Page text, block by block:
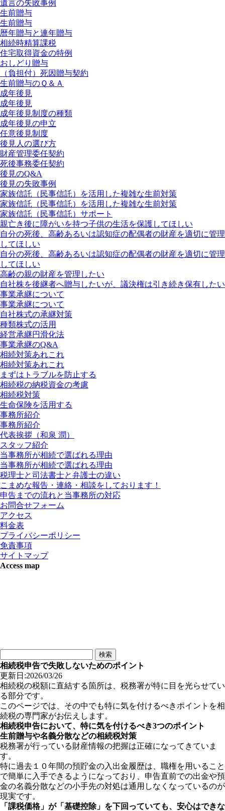
遺言の失敗事例
生前贈与
生前贈与
暦年贈与と連年贈与
相続時精算課税
住宅取得資金の特例
おしどり贈与
（負担付）死因贈与契約
生前贈与のＱ＆Ａ
成年後見
成年後見
成年後見制度の種類
成年後見の申立
任意後見制度
後見人の選び方
財産管理委任契約
死後事務委任契約
後見のQ&A
後見の失敗事例
家族信託（民事信託）を活用した複雑な生前対策
家族信託（民事信託）を活用した複雑な生前対策
家族信託（民事信託）サポート
親亡き後に障がいを持つ子供の生活を保護してほしい
自分の死後、高齢あるいは認知症の配偶者の財産を適切に管理
してほしい
自分の死後、高齢あるいは認知症の配偶者の財産を適切に管理
してほしい
高齢の親の財産を管理したい
自社株を後継者へ贈与したいが、議決権は引き続き保有したい
事業承継について
事業承継について
自社株式の承継対策
種類株式の活用
経営承継円滑化法
事業承継のQ&A
相続対策あれこれ
相続対策あれこれ
まずはトラブルを防止する
相続税の納税資金の考慮
相続税対策
生命保険を活用する
事務所紹介
事務所紹介
代表挨拶（和泉 潤）
スタッフ紹介
当事務所が相続で選ばれる理由
当事務所が相続で選ばれる理由
税理士と司法書士と弁護士の違い
こまめな報告・連絡・相談をしております！
申告までの流れと当事務所の対応
お問合せフォーム
アクセス
料金表
プライバシーポリシー
免責事項
サイトマップ
Access map
相続税申告で失敗しないためのポイント
更新日:2026/03/26
相続税の税額に直結する箇所は、税務署が特に目を光らせてい
る部分です。
このページでは、その中でも特に気を付けるべきポイントを相
続税の専門家がお伝えします。
相続税申告において、特に気を付けるべき3つのポイント
生前贈与や名義分散などの相続税対策
税務署が行っている財産情報の把握は正確になってきていま
す。
特に過去１０年間の預貯金の入出金履歴は、職権を用いること
で簡単に入手できるようになっており、 申告直前での出金や預
金の名義分散などの小手先の対処は通用しなくなっているのが
現実です。
「課税価格」が「基礎控除」を下回っていても、安心はできな